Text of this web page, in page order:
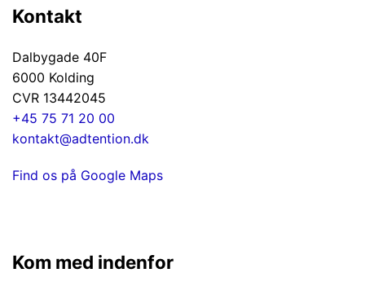
Kontakt
Dalbygade 40F
6000 Kolding
CVR 13442045
+45 75 71 20 00
kontakt@adtention.dk
Find os på Google Maps
Kom med indenfor